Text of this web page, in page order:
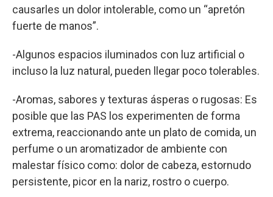
causarles un dolor intolerable, como un “apretón
fuerte de manos”.
-Algunos espacios iluminados con luz artificial o
incluso la luz natural, pueden llegar poco tolerables.
-Aromas, sabores y texturas ásperas o rugosas: Es
posible que las PAS los experimenten de forma
extrema, reaccionando ante un plato de comida, un
perfume o un aromatizador de ambiente con
malestar físico como: dolor de cabeza, estornudo
persistente, picor en la nariz, rostro o cuerpo.